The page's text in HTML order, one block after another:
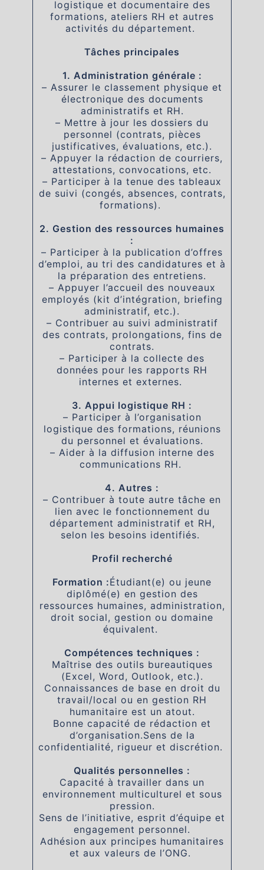
logistique et documentaire des
formations, ateliers RH et autres
activités du département.
Tâches principales
1. Administration générale :
– Assurer le classement physique et
électronique des documents
administratifs et RH.
– Mettre à jour les dossiers du
personnel (contrats, pièces
justificatives, évaluations, etc.).
– Appuyer la rédaction de courriers,
attestations, convocations, etc.
– Participer à la tenue des tableaux
de suivi (congés, absences, contrats,
formations).
2. Gestion des ressources humaines
:
– Participer à la publication d’offres
d’emploi, au tri des candidatures et à
la préparation des entretiens.
– Appuyer l’accueil des nouveaux
employés (kit d’intégration, briefing
administratif, etc.).
– Contribuer au suivi administratif
des contrats, prolongations, fins de
contrats.
– Participer à la collecte des
données pour les rapports RH
internes et externes.
3. Appui logistique RH :
– Participer à l’organisation
logistique des formations, réunions
du personnel et évaluations.
– Aider à la diffusion interne des
communications RH.
4. Autres :
– Contribuer à toute autre tâche en
lien avec le fonctionnement du
département administratif et RH,
selon les besoins identifiés.
Profil recherché
Formation :Étudiant(e) ou jeune
diplômé(e) en gestion des
ressources humaines, administration,
droit social, gestion ou domaine
équivalent.
Compétences techniques :
Maîtrise des outils bureautiques
(Excel, Word, Outlook, etc.).
Connaissances de base en droit du
travail/local ou en gestion RH
humanitaire est un atout.
Bonne capacité de rédaction et
d’organisation.Sens de la
confidentialité, rigueur et discrétion.
Qualités personnelles :
Capacité à travailler dans un
environnement multiculturel et sous
pression.
Sens de l’initiative, esprit d’équipe et
engagement personnel.
Adhésion aux principes humanitaires
et aux valeurs de l’ONG.